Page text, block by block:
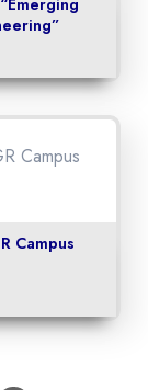
Campus